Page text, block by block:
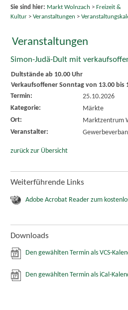
Sie sind hier: Markt Wolnzach > Freizeit &
Kultur> Veranstaltungen >
Veranstaltungen
Simon-Judä-Dult mit
Dultstände ab 10.00 Uhr
Verkaufsoffener Sonntag von 13.00 bis
Termin:
25.10.2026
Kategorie:
Märkte
Ort:
Marktzentrum
Veranstalter:
zurück zur Übersicht
Weiterführende Links
Adobe Acrobat Reader zum
Downloads
Den gewählten Termin als VCS-
Den gewählten Termin als iCal-